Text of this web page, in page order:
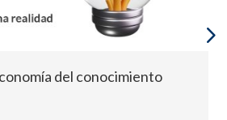
del conocimiento